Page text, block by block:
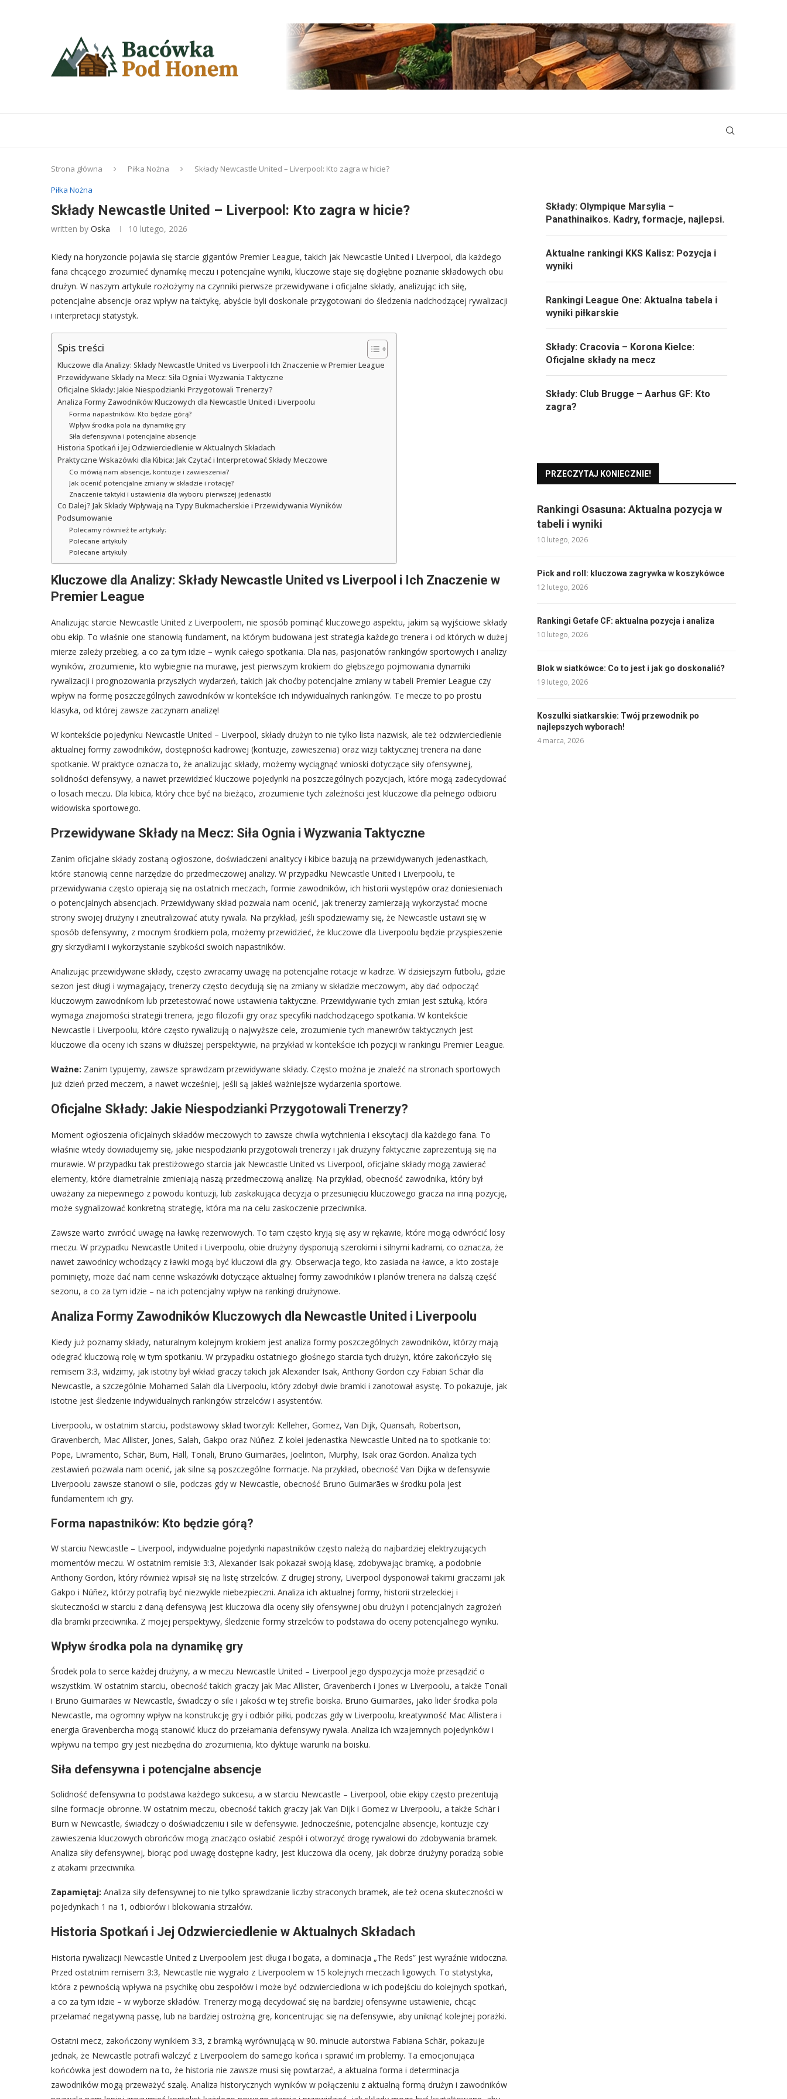
Strona główna Piłka Nożna
Składy Newcastle United – Liverpool: Kto zagra w hicie?
Piłka Nożna
Składy Newcastle United – Liverpool: Kto zagra w hicie?
written by Oska 10 lutego, 2026
Kiedy na horyzoncie pojawia się starcie gigantów Premier League, takich jak Newcastle United i Liverpool, dla każdego
fana chcącego zrozumieć dynamikę meczu i potencjalne wyniki, kluczowe staje się dogłębne poznanie składowych obu
drużyn. W naszym artykule rozłożymy na czynniki pierwsze przewidywane i oficjalne składy, analizując ich siłę,
potencjalne absencje oraz wpływ na taktykę, abyście byli doskonale przygotowani do śledzenia nadchodzącej rywalizacji
i interpretacji statystyk.
Spis treści
Kluczowe dla Analizy: Składy Newcastle United vs Liverpool i Ich Znaczenie w Premier League
Przewidywane Składy na Mecz: Siła Ognia i Wyzwania Taktyczne
Oficjalne Składy: Jakie Niespodzianki Przygotowali Trenerzy?
Analiza Formy Zawodników Kluczowych dla Newcastle United i Liverpoolu
Forma napastników: Kto będzie górą?
Wpływ środka pola na dynamikę gry
Siła defensywna i potencjalne absencje
Historia Spotkań i Jej Odzwierciedlenie w Aktualnych Składach
Praktyczne Wskazówki dla Kibica: Jak Czytać i Interpretować Składy Meczowe
Co mówią nam absencje, kontuzje i zawieszenia?
Jak ocenić potencjalne zmiany w składzie i rotację?
Znaczenie taktyki i ustawienia dla wyboru pierwszej jedenastki
Co Dalej? Jak Składy Wpływają na Typy Bukmacherskie i Przewidywania Wyników
Podsumowanie
Polecamy również te artykuły:
Polecane artykuły
Polecane artykuły
Kluczowe dla Analizy: Składy Newcastle United vs Liverpool i Ich Znaczenie w
Premier League
Analizując starcie Newcastle United z Liverpoolem, nie sposób pominąć kluczowego aspektu, jakim są wyjściowe składy
obu ekip. To właśnie one stanowią fundament, na którym budowana jest strategia każdego trenera i od których w dużej
mierze zależy przebieg, a co za tym idzie – wynik całego spotkania. Dla nas, pasjonatów rankingów sportowych i analizy
wyników, zrozumienie, kto wybiegnie na murawę, jest pierwszym krokiem do głębszego pojmowania dynamiki
rywalizacji i prognozowania przyszłych wydarzeń, takich jak choćby potencjalne zmiany w tabeli Premier League czy
wpływ na formę poszczególnych zawodników w kontekście ich indywidualnych rankingów. Te mecze to po prostu
klasyka, od której zawsze zaczynam analizę!
W kontekście pojedynku Newcastle United – Liverpool, składy drużyn to nie tylko lista nazwisk, ale też odzwierciedlenie
aktualnej formy zawodników, dostępności kadrowej (kontuzje, zawieszenia) oraz wizji taktycznej trenera na dane
spotkanie. W praktyce oznacza to, że analizując składy, możemy wyciągnąć wnioski dotyczące siły ofensywnej,
solidności defensywy, a nawet przewidzieć kluczowe pojedynki na poszczególnych pozycjach, które mogą zadecydować
o losach meczu. Dla kibica, który chce być na bieżąco, zrozumienie tych zależności jest kluczowe dla pełnego odbioru
widowiska sportowego.
Przewidywane Składy na Mecz: Siła Ognia i Wyzwania Taktyczne
Zanim oficjalne składy zostaną ogłoszone, doświadczeni analitycy i kibice bazują na przewidywanych jedenastkach,
które stanowią cenne narzędzie do przedmeczowej analizy. W przypadku Newcastle United i Liverpoolu, te
przewidywania często opierają się na ostatnich meczach, formie zawodników, ich historii występów oraz doniesieniach
o potencjalnych absencjach. Przewidywany skład pozwala nam ocenić, jak trenerzy zamierzają wykorzystać mocne
strony swojej drużyny i zneutralizować atuty rywala. Na przykład, jeśli spodziewamy się, że Newcastle ustawi się w
sposób defensywny, z mocnym środkiem pola, możemy przewidzieć, że kluczowe dla Liverpoolu będzie przyspieszenie
gry skrzydłami i wykorzystanie szybkości swoich napastników.
Analizując przewidywane składy, często zwracamy uwagę na potencjalne rotacje w kadrze. W dzisiejszym futbolu, gdzie
sezon jest długi i wymagający, trenerzy często decydują się na zmiany w składzie meczowym, aby dać odpocząć
kluczowym zawodnikom lub przetestować nowe ustawienia taktyczne. Przewidywanie tych zmian jest sztuką, która
wymaga znajomości strategii trenera, jego filozofii gry oraz specyfiki nadchodzącego spotkania. W kontekście
Newcastle i Liverpoolu, które często rywalizują o najwyższe cele, zrozumienie tych manewrów taktycznych jest
kluczowe dla oceny ich szans w dłuższej perspektywie, na przykład w kontekście ich pozycji w rankingu Premier League.
Ważne: Zanim typujemy, zawsze sprawdzam przewidywane składy. Często można je znaleźć na stronach sportowych
już dzień przed meczem, a nawet wcześniej, jeśli są jakieś ważniejsze wydarzenia sportowe.
Oficjalne Składy: Jakie Niespodzianki Przygotowali Trenerzy?
Moment ogłoszenia oficjalnych składów meczowych to zawsze chwila wytchnienia i ekscytacji dla każdego fana. To
właśnie wtedy dowiadujemy się, jakie niespodzianki przygotowali trenerzy i jak drużyny faktycznie zaprezentują się na
murawie. W przypadku tak prestiżowego starcia jak Newcastle United vs Liverpool, oficjalne składy mogą zawierać
elementy, które diametralnie zmieniają naszą przedmeczową analizę. Na przykład, obecność zawodnika, który był
uważany za niepewnego z powodu kontuzji, lub zaskakująca decyzja o przesunięciu kluczowego gracza na inną pozycję,
może sygnalizować konkretną strategię, która ma na celu zaskoczenie przeciwnika.
Zawsze warto zwrócić uwagę na ławkę rezerwowych. To tam często kryją się asy w rękawie, które mogą odwrócić losy
meczu. W przypadku Newcastle United i Liverpoolu, obie drużyny dysponują szerokimi i silnymi kadrami, co oznacza, że
nawet zawodnicy wchodzący z ławki mogą być kluczowi dla gry. Obserwacja tego, kto zasiada na ławce, a kto zostaje
pominięty, może dać nam cenne wskazówki dotyczące aktualnej formy zawodników i planów trenera na dalszą część
sezonu, a co za tym idzie – na ich potencjalny wpływ na rankingi drużynowe.
Analiza Formy Zawodników Kluczowych dla Newcastle United i Liverpoolu
Kiedy już poznamy składy, naturalnym kolejnym krokiem jest analiza formy poszczególnych zawodników, którzy mają
odegrać kluczową rolę w tym spotkaniu. W przypadku ostatniego głośnego starcia tych drużyn, które zakończyło się
remisem 3:3, widzimy, jak istotny był wkład graczy takich jak Alexander Isak, Anthony Gordon czy Fabian Schär dla
Newcastle, a szczególnie Mohamed Salah dla Liverpoolu, który zdobył dwie bramki i zanotował asystę. To pokazuje, jak
istotne jest śledzenie indywidualnych rankingów strzelców i asystentów.
Liverpoolu, w ostatnim starciu, podstawowy skład tworzyli: Kelleher, Gomez, Van Dijk, Quansah, Robertson,
Gravenberch, Mac Allister, Jones, Salah, Gakpo oraz Núñez. Z kolei jedenastka Newcastle United na to spotkanie to:
Pope, Livramento, Schär, Burn, Hall, Tonali, Bruno Guimarães, Joelinton, Murphy, Isak oraz Gordon. Analiza tych
zestawień pozwala nam ocenić, jak silne są poszczególne formacje. Na przykład, obecność Van Dijka w defensywie
Liverpoolu zawsze stanowi o sile, podczas gdy w Newcastle, obecność Bruno Guimarães w środku pola jest
fundamentem ich gry.
Forma napastników: Kto będzie górą?
W starciu Newcastle – Liverpool, indywidualne pojedynki napastników często należą do najbardziej elektryzujących
momentów meczu. W ostatnim remisie 3:3, Alexander Isak pokazał swoją klasę, zdobywając bramkę, a podobnie
Anthony Gordon, który również wpisał się na listę strzelców. Z drugiej strony, Liverpool dysponował takimi graczami jak
Gakpo i Núñez, którzy potrafią być niezwykle niebezpieczni. Analiza ich aktualnej formy, historii strzeleckiej i
skuteczności w starciu z daną defensywą jest kluczowa dla oceny siły ofensywnej obu drużyn i potencjalnych zagrożeń
dla bramki przeciwnika. Z mojej perspektywy, śledzenie formy strzelców to podstawa do oceny potencjalnego wyniku.
Wpływ środka pola na dynamikę gry
Środek pola to serce każdej drużyny, a w meczu Newcastle United – Liverpool jego dyspozycja może przesądzić o
wszystkim. W ostatnim starciu, obecność takich graczy jak Mac Allister, Gravenberch i Jones w Liverpoolu, a także Tonali
i Bruno Guimarães w Newcastle, świadczy o sile i jakości w tej strefie boiska. Bruno Guimarães, jako lider środka pola
Newcastle, ma ogromny wpływ na konstrukcję gry i odbiór piłki, podczas gdy w Liverpoolu, kreatywność Mac Allistera i
energia Gravenbercha mogą stanowić klucz do przełamania defensywy rywala. Analiza ich wzajemnych pojedynków i
wpływu na tempo gry jest niezbędna do zrozumienia, kto dyktuje warunki na boisku.
Siła defensywna i potencjalne absencje
Solidność defensywna to podstawa każdego sukcesu, a w starciu Newcastle – Liverpool, obie ekipy często prezentują
silne formacje obronne. W ostatnim meczu, obecność takich graczy jak Van Dijk i Gomez w Liverpoolu, a także Schär i
Burn w Newcastle, świadczy o doświadczeniu i sile w defensywie. Jednocześnie, potencjalne absencje, kontuzje czy
zawieszenia kluczowych obrońców mogą znacząco osłabić zespół i otworzyć drogę rywalowi do zdobywania bramek.
Analiza siły defensywnej, biorąc pod uwagę dostępne kadry, jest kluczowa dla oceny, jak dobrze drużyny poradzą sobie
z atakami przeciwnika.
Zapamiętaj: Analiza siły defensywnej to nie tylko sprawdzanie liczby straconych bramek, ale też ocena skuteczności w
pojedynkach 1 na 1, odbiorów i blokowania strzałów.
Historia Spotkań i Jej Odzwierciedlenie w Aktualnych Składach
Historia rywalizacji Newcastle United z Liverpoolem jest długa i bogata, a dominacja „The Reds” jest wyraźnie widoczna.
Przed ostatnim remisem 3:3, Newcastle nie wygrało z Liverpoolem w 15 kolejnych meczach ligowych. To statystyka,
która z pewnością wpływa na psychikę obu zespołów i może być odzwierciedlona w ich podejściu do kolejnych spotkań,
a co za tym idzie – w wyborze składów. Trenerzy mogą decydować się na bardziej ofensywne ustawienie, chcąc
przełamać negatywną passę, lub na bardziej ostrożną grę, koncentrując się na defensywie, aby uniknąć kolejnej porażki.
Ostatni mecz, zakończony wynikiem 3:3, z bramką wyrównującą w 90. minucie autorstwa Fabiana Schär, pokazuje
jednak, że Newcastle potrafi walczyć z Liverpoolem do samego końca i sprawić im problemy. Ta emocjonująca
końcówka jest dowodem na to, że historia nie zawsze musi się powtarzać, a aktualna forma i determinacja
zawodników mogą przeważyć szalę. Analiza historycznych wyników w połączeniu z aktualną formą drużyn i zawodników
Składy: Olympique Marsylia –
Panathinaikos. Kadry, formacje, najlepsi.
Aktualne rankingi KKS Kalisz: Pozycja i
wyniki
Rankingi League One: Aktualna tabela i
wyniki piłkarskie
Składy: Cracovia – Korona Kielce:
Oficjalne składy na mecz
Składy: Club Brugge – Aarhus GF: Kto
zagra?
PRZECZYTAJ KONIECZNIE!
Rankingi Osasuna: Aktualna pozycja w
tabeli i wyniki
10 lutego, 2026
Pick and roll: kluczowa zagrywka w koszykówce
12 lutego, 2026
Rankingi Getafe CF: aktualna pozycja i analiza
10 lutego, 2026
Blok w siatkówce: Co to jest i jak go doskonalić?
19 lutego, 2026
Koszulki siatkarskie: Twój przewodnik po
najlepszych wyborach!
4 marca, 2026